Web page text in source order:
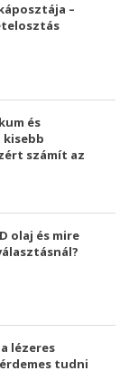
–
és
számít az
olaj és mire
lézeres
tudni